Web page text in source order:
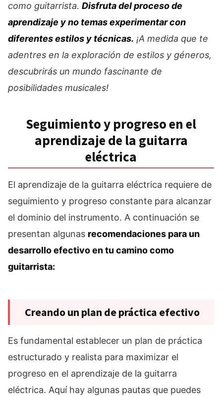
como guitarrista. Disfruta del proceso de
aprendizaje y no temas experimentar con
diferentes estilos y técnicas. ¡A medida que te
adentres en la exploración de estilos y géneros,
descubrirás un mundo fascinante de
posibilidades musicales!
Seguimiento y progreso en el
aprendizaje de la guitarra
eléctrica
El aprendizaje de la guitarra eléctrica requiere de
seguimiento y progreso constante para alcanzar
el dominio del instrumento. A continuación se
presentan algunas recomendaciones para un
desarrollo efectivo en tu camino como
guitarrista:
Creando un plan de práctica efectivo
Es fundamental establecer un plan de práctica
estructurado y realista para maximizar el
progreso en el aprendizaje de la guitarra
eléctrica. Aquí hay algunas pautas que puedes